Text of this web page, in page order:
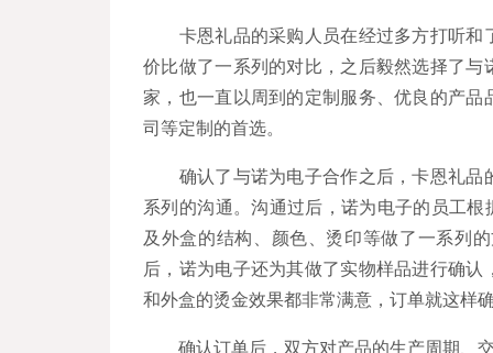
卡恩礼品的采购人员在经过多方打听和
价比做了一系列的对比，之后毅然选择了
家，也一直以周到的定制服务、优良的产
司等定制的首选。
确认了与诺为电子合作之后，卡恩礼品
系列的沟通。沟通过后，诺为电子的员工
及外盒的结构、颜色、烫印等做了一系列
后，诺为电子还为其做了实物样品进行确
和外盒的烫金效果都非常满意，订单就这样
确认订单后，双方对产品的生产周期、